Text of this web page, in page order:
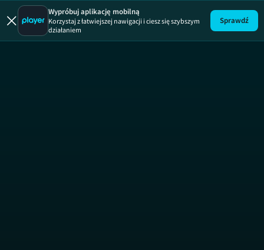
W sieci
Wypróbuj aplikację mobilną
Korzystaj z łatwiejszej nawigacji i ciesz się szybszym
działaniem
Sprawdź